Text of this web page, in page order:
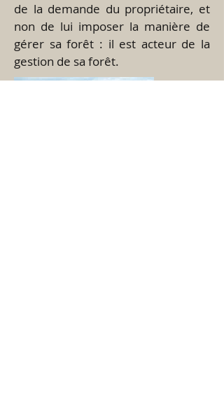
de la demande du propriétaire, et
non de lui imposer la manière de
gérer sa forêt : il est acteur de la
gestion de sa forêt.